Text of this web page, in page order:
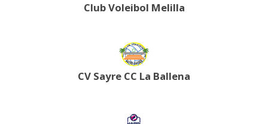
Club Voleibol Melilla
CV Sayre CC La Ballena